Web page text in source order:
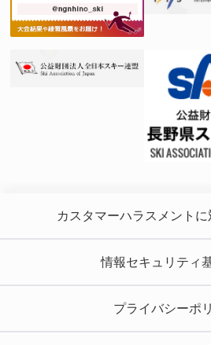
カスタマーハラスメント
情報セキュリティ
プライバシーポ